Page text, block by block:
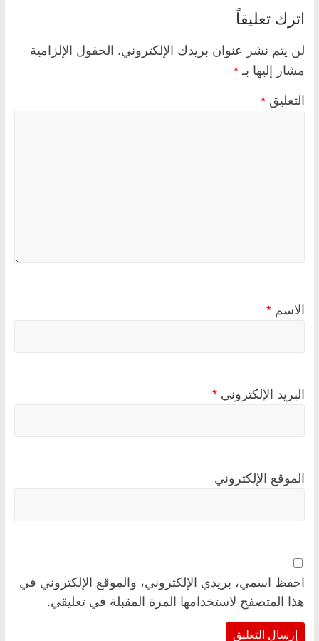
اترك تعليقاً
لن يتم نشر عنوان بريدك الإلكتروني. الحقول الإلزامية
مشار إليها بـ *
التعليق *
الاسم *
البريد الإلكتروني *
الموقع الإلكتروني
احفظ اسمي، بريدي الإلكتروني، والموقع الإلكتروني في
هذا المتصفح لاستخدامها المرة المقبلة في تعليقي.